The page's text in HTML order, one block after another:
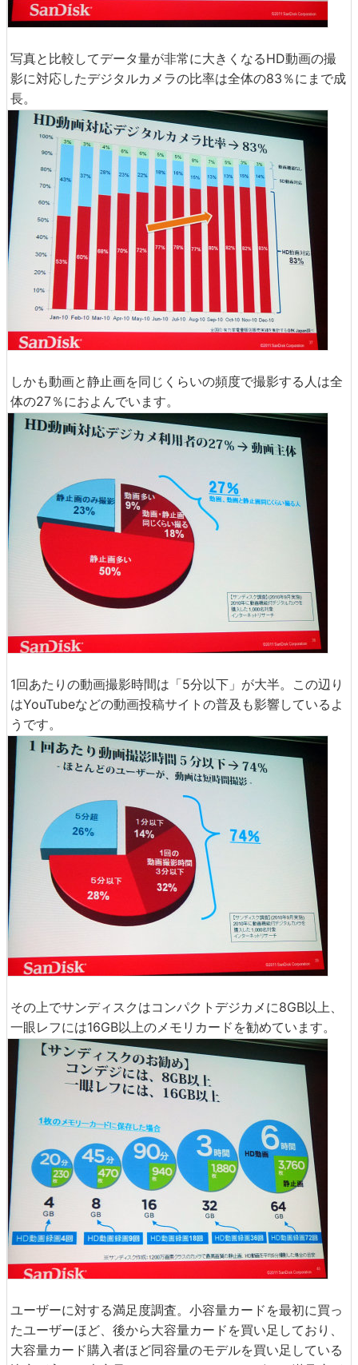
写真と比較してデータ量が非常に大きくなるHD動画の撮
影に対応したデジタルカメラの比率は全体の83％にまで成
長。
しかも動画と静止画を同じくらいの頻度で撮影する人は全
体の27％におよんでいます。
1回あたりの動画撮影時間は「5分以下」が大半。この辺り
はYouTubeなどの動画投稿サイトの普及も影響しているよ
うです。
その上でサンディスクはコンパクトデジカメに8GB以上、
一眼レフには16GB以上のメモリカードを勧めています。
ユーザーに対する満足度調査。小容量カードを最初に買っ
たユーザーほど、後から大容量カードを買い足しており、
大容量カード購入者ほど同容量のモデルを買い足している